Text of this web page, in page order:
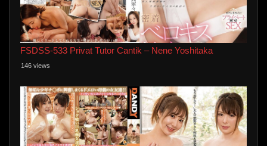
FSDSS-533 Privat Tutor Cantik – Nene Yoshitaka
146 views